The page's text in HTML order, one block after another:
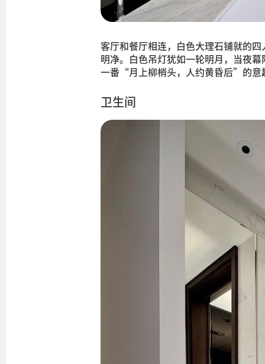
客厅和餐厅相连，白色大理石铺就的
明净。白色吊灯犹如一轮明月，当夜
一番“月上柳梢头，人约黄昏后”的意
卫生间